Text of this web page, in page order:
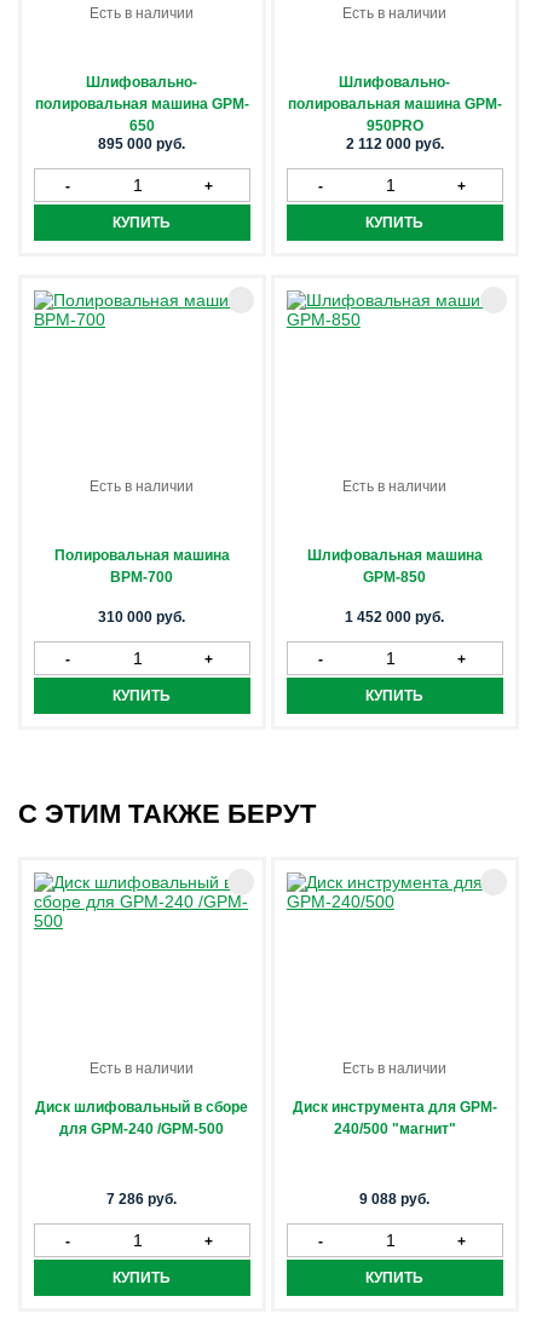
Есть в наличии
Шлифовально-
полировальная машина GPM-
650
895 000 руб.
Есть в наличии
Шлифовально-
полировальная машина GPM-
950PRO
2 112 000 руб.
Есть в наличии
Полировальная машина
BPM-700
310 000 руб.
Есть в наличии
Шлифовальная машина
GPM-850
1 452 000 руб.
С ЭТИМ ТАКЖЕ БЕРУТ
Есть в наличии
Диск шлифовальный в сборе
для GPM-240 /GPM-500
7 286 руб.
Есть в наличии
Диск инструмента для GPM-
240/500 "магнит"
9 088 руб.